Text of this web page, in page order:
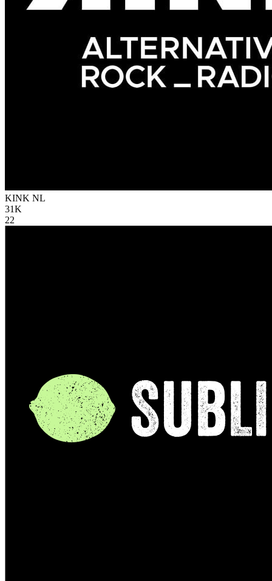
KINK NL
31K
22